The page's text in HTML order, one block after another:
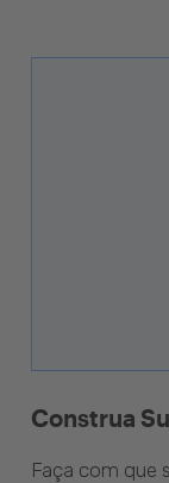
Construa
Faça com que